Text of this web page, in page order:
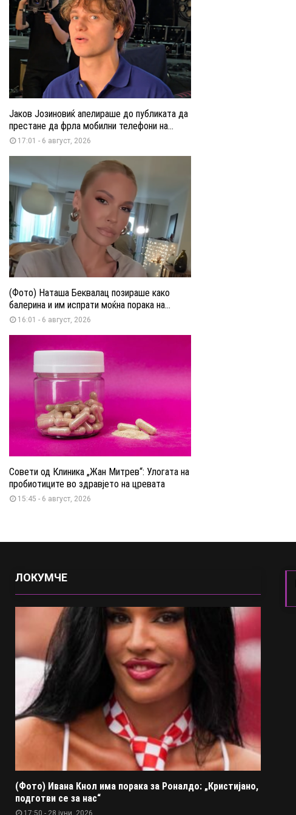
Јаков Јозиновиќ апелираше до публиката да
престане да фрла мобилни телефони на...
17:01 - 6 август, 2026
(Фото) Наташа Беквалац позираше како
балерина и им испрати моќна порака на...
16:01 - 6 август, 2026
Совети од Клиника „Жан Митрев“: Улогата на
пробиотиците во здравјето на цревата
15:45 - 6 август, 2026
ЛОКУМЧЕ
(Фото) Ивана Кнол има порака за Роналдо: „Кристијано,
подготви се за нас“
17:50 - 28 јуни, 2026